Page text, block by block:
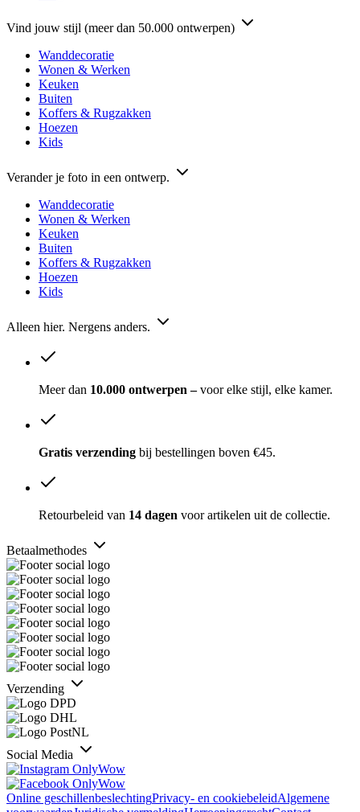
Vind jouw stijl (meer dan 50.000 ontwerpen)
Wanddecoratie
Wonen & Werken
Keuken
Buiten
Koffers & Rugzakken
Hoezen
Kids
Verander je foto in een ontwerp.
Wanddecoratie
Wonen & Werken
Keuken
Buiten
Koffers & Rugzakken
Hoezen
Kids
Alleen hier. Nergens anders.
Meer dan 10.000 ontwerpen –voor elke stijl, elke kamer.
Gratis verzending bij bestellingen boven €45.
Retourbeleid van 14 dagen voor artikelen uit de collectie.
Betaalmethodes
Verzending
Social Media
Online geschillenbeslechtingPrivacy- en cookiebeleidAlgemene